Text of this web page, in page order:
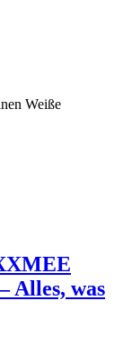
Weiße
Alles, was